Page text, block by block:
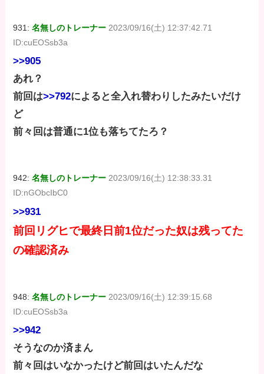
931:名無しのトレーナー 2023/09/16(土) 12:37:42.71
ID:cuEOSsb3a
>>905
あれ？
前回は>>792によると全入れ替わりしたみたいだけ
ど
前々回は普通に1位も落ちてたろ？
942:名無しのトレーナー 2023/09/16(土) 12:38:33.31
ID:nGObcIbC0
>>931
前回リグヒで最終日前1位だった奴は残ってた
の確認済み
948:名無しのトレーナー 2023/09/16(土) 12:39:15.68
ID:cuEOSsb3a
>>942
そうなのか済まん
前々回はいなかったけど前回はいたんだな